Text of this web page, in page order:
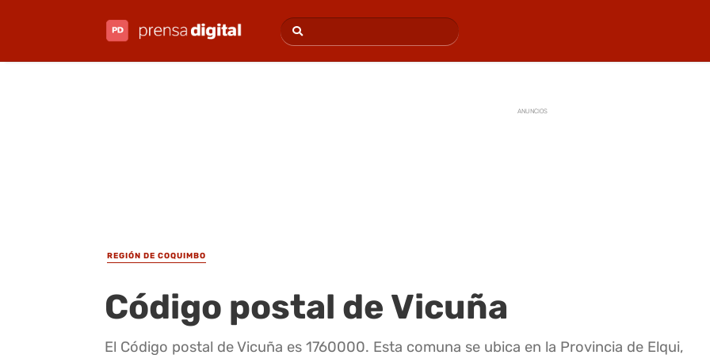
ANUNCIOS
REGIÓN DE COQUIMBO
Código postal de Vicuña
El Código postal de Vicuña es 1760000. Esta comuna se ubica en la Provincia de Elqui,